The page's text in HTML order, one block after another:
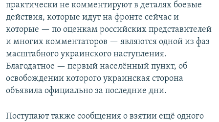
практически не комментируют в деталях боевые
действия, которые идут на фронте сейчас и
которые — по оценкам российских представителей
и многих комментаторов — являются одной из фаз
масштабного украинского наступления.
Благодатное — первый населённый пункт, об
освобождении которого украинская сторона
объявила официально за последние дни.
Поступают также сообщения о взятии ещё одного